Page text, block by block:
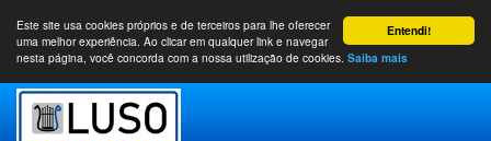
Entendi!
Este site usa cookies próprios e de terceiros para lhe oferecer
uma melhor experiência. Ao clicar em qualquer link e navegar
nesta página, você concorda com a nossa utilização de cookies. Saiba mais